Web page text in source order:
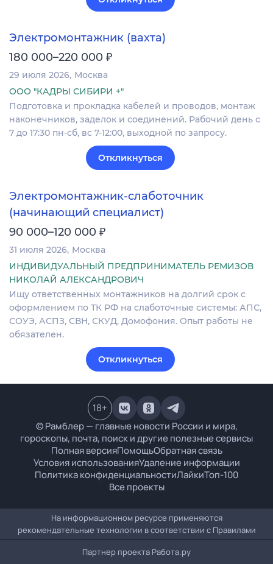
Электромонтажник (вахта)
180 000–220 000 ₽
29 июля 2026 Москва
ООО "КАДРЫ СИБИРИ +"
Подготовка и прокладка кабелей и проводов, монтаж
наконечников, заделок и соединений. Рабочий день с
7 до 17:30 пн-сб, вс 7-12:00, выходной по запросу.
Откликнуться
Электромонтажник-слаботочник
(начинающий специалист)
90 000–120 000 ₽
31 июля 2026 Москва
ИНДИВИДУАЛЬНЫЙ ПРЕДПРИНИМАТЕЛЬ РЕМИЗОВ
НИКОЛАЙ АЛЕКСАНДРОВИЧ
Ищу ответственных монтажников на долгий срок с
оформлением по ТК РФ на слаботочные системы: АПС,
СОУЭ, АСПЗ, СВН, СКУД, Домофония. Опыт работы не
обязателен.
Откликнуться
© Рамблер — главные новости России и мира,
гороскопы, почта, поиск и другие полезные сервисы
Полная версияПомощьОбратная связь
Условия использованияУдаление информации
Политика конфиденциальностиЛайкиТоп-100
Все проекты
18+
На информационном ресурсе применяются
рекомендательные технологии в соответствии с Правилами
Партнер проекта Работа.ру